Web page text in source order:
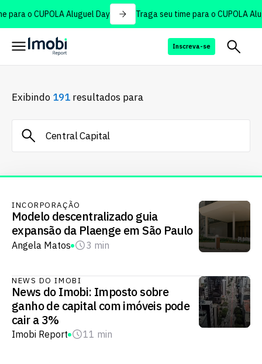
o CUPOLA Aluguel Day Traga seu time para o CUPOLA
Inscreva-se
Exibindo 191 resultados para
INCORPORAÇÃO
Modelo descentralizado guia
expansão da Plaenge em São Paulo
Angela Matos 3 min
NEWS DO IMOBI
News do Imobi: Imposto sobre
ganho de capital com imóveis pode
cair a 3%
Imobi Report 11 min